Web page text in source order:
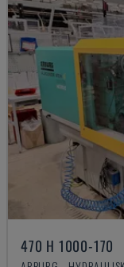
470 H 1000-170